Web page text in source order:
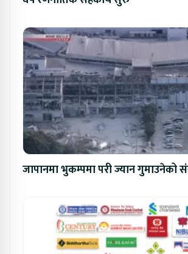
जापानमा भुकम्पमा परी ज्यान गुमाउनेको